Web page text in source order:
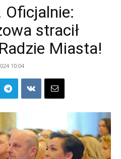
Oficjalnie:
stracił
Miasta!
10:04